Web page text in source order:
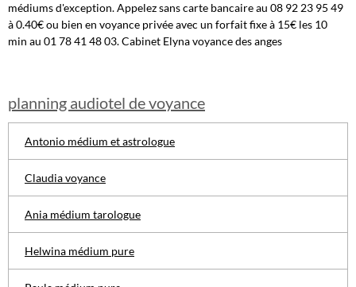
médiums d'exception. Appelez sans carte bancaire au 08 92 23 95 49
à 0.40€ ou bien en voyance privée avec un forfait fixe à 15€ les 10
min au 01 78 41 48 03. Cabinet Elyna voyance des anges
planning audiotel de voyance
Antonio médium et astrologue
Claudia voyance
Ania médium tarologue
Helwina médium pure